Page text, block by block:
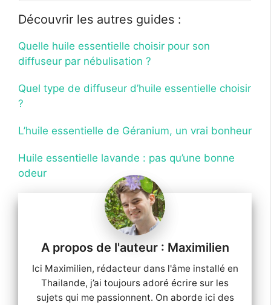
Découvrir les autres guides :
Quelle huile essentielle choisir pour son
diffuseur par nébulisation ?
Quel type de diffuseur d’huile essentielle choisir
?
L’huile essentielle de Géranium, un vrai bonheur
Huile essentielle lavande : pas qu’une bonne
odeur
Maximilien
Ici Maximilien, rédacteur dans l'âme installé en
Thailande, j’ai toujours adoré écrire sur les
sujets qui me passionnent. On aborde ici des